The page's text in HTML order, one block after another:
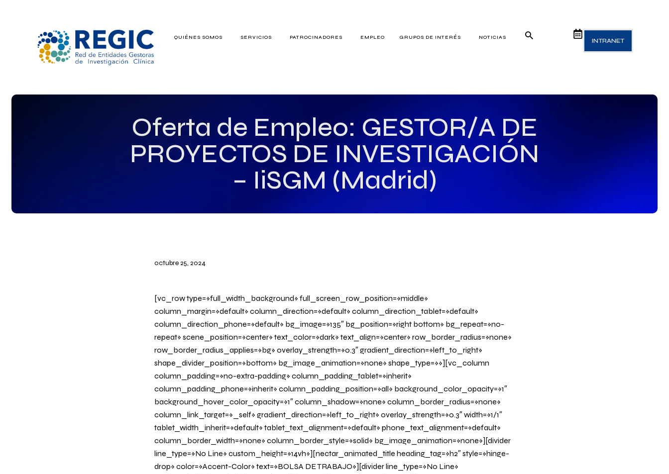
QUIÉNES SOMOS SERVICIOS PATROCINADORES EMPLEO GRUPOS DE INTERÉS NOTICIAS INTRANET
Oferta de Empleo: GESTOR/A DE
PROYECTOS DE INVESTIGACIÓN
– IiSGM (Madrid)
QUIÉNES SOMOS
SERVICIOS
EMPLEO
GRUPOS DE INTERÉS
NOTICIAS
octubre 25, 2024
[vc_row type=»full_width_background» full_screen_row_position=»middle»
column_margin=»default» column_direction=»default» column_direction_tablet=»default»
column_direction_phone=»default» bg_image=»135″ bg_position=»right bottom» bg_repeat=»no-
repeat» scene_position=»center» text_color=»dark» text_align=»center» row_border_radius=»none»
row_border_radius_applies=»bg» overlay_strength=»0.3″ gradient_direction=»left_to_right»
shape_divider_position=»bottom» bg_image_animation=»none» shape_type=»»][vc_column
column_padding=»no-extra-padding» column_padding_tablet=»inherit»
column_padding_phone=»inherit» column_padding_position=»all» background_color_opacity=»1″
background_hover_color_opacity=»1″ column_shadow=»none» column_border_radius=»none»
column_link_target=»_self» gradient_direction=»left_to_right» overlay_strength=»0.3″ width=»1/1″
tablet_width_inherit=»default» tablet_text_alignment=»default» phone_text_alignment=»default»
column_border_width=»none» column_border_style=»solid» bg_image_animation=»none»][divider
line_type=»No Line» custom_height=»14vh»][nectar_animated_title heading_tag=»h2″ style=»hinge-
drop» color=»Accent-Color» text=»BOLSA DE TRABAJO»][divider line_type=»No Line»